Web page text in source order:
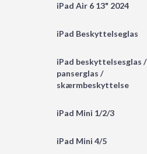
iPad Air 6 13" 2024
iPad Beskyttelseglas
iPad beskyttelsesglas /
panserglas /
skærmbeskyttelse
iPad Mini 1/2/3
iPad Mini 4/5